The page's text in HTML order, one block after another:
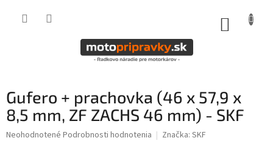
Gufero + prachovka (46 x 57,9 x
8,5 mm, ZF ZACHS 46 mm) - SKF
Priemerné
Neohodnotené Podrobnosti hodnotenia Značka: SKF